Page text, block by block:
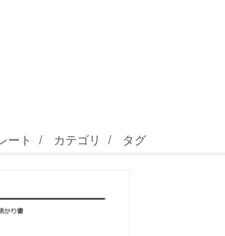
ート カテゴリ タグ